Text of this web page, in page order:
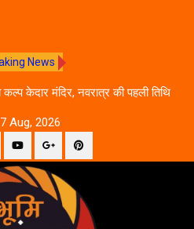
News
केदार मंदिर, नवरात्र की पहली तिथि
Aug, 2026
YouTubePlus
Google